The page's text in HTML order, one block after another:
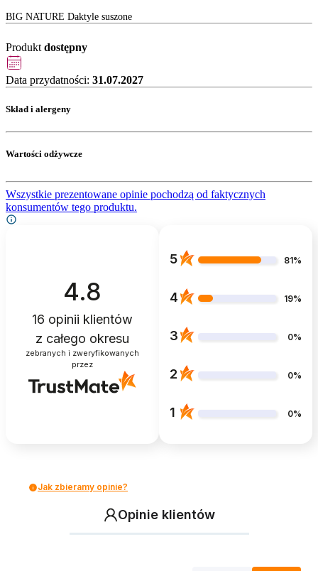
BIG NATURE Daktyle suszone
Produkt dostępny
Data przydatności: 31.07.2027
Skład i alergeny
Wartości odżywcze
Wszystkie prezentowane opinie pochodzą od faktycznych
konsumentów tego produktu.
4.8
16 opinii klientów
z całego okresu
zebranych i zweryfikowanych
przez
5 81%
4 19%
3 0%
2 0%
1 0%
Jak zbieramy opinie?
Opinie klientów